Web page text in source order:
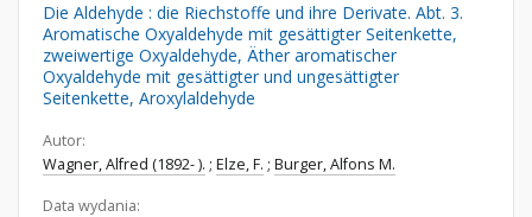
Die Aldehyde : die Riechstoffe und ihre Derivate. Abt. 3.
Aromatische Oxyaldehyde mit gesättigter Seitenkette,
zweiwertige Oxyaldehyde, Äther aromatischer
Oxyaldehyde mit gesättigter und ungesättigter
Seitenkette, Aroxylaldehyde
Autor:
Wagner, Alfred (1892- ). ; Elze, F. ; Burger, Alfons M.
Data wydania: